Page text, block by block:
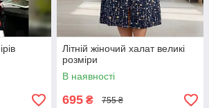
Літній жіночий халат великі
розміри
В наявності
695 ₴ 755 ₴